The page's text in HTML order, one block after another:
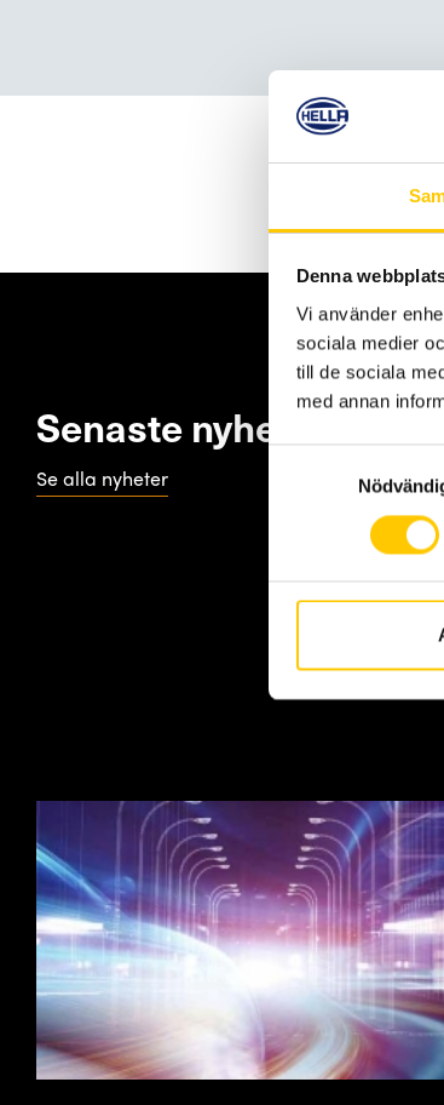
Denna
Vi använder
sociala medier
till de sociala
med annan
Upptäck
Senaste nyheterna
Se alla nyheter